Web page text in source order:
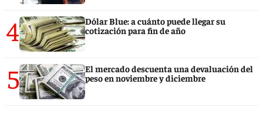
4
Dólar Blue: a cuánto puede llegar su
cotización para fin de año
5
El mercado descuenta una devaluación del
peso en noviembre y diciembre